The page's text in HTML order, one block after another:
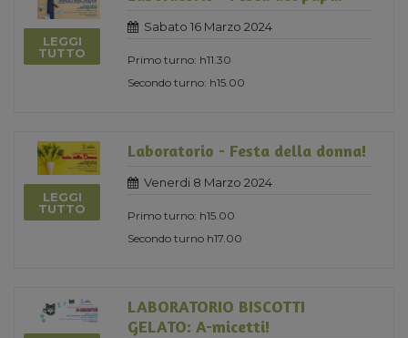
LEGGI
TUTTO
Sabato 16 Marzo 2024
Primo turno: h11.30
Secondo turno: h15.00
LEGGI
TUTTO
Laboratorio - Festa della donna!
Venerdi 8 Marzo 2024
Primo turno: h15.00
Secondo turno h17.00
LABORATORIO BISCOTTI
GELATO: A-micetti!